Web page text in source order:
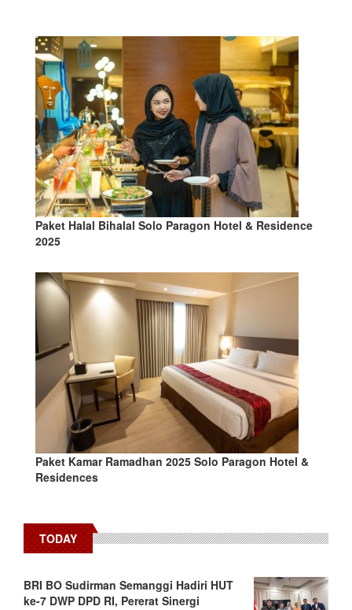
Paket Halal Bihalal Solo Paragon Hotel & Residence
2025
Paket Kamar Ramadhan 2025 Solo Paragon Hotel &
Residences
TODAY
BRI BO Sudirman Semanggi Hadiri HUT
ke-7 DWP DPD RI, Pererat Sinergi